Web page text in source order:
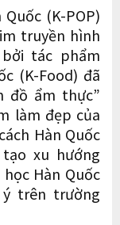
(K-POP)
truyền hình
bởi tác phẩm
(K-Food) đã
đồ ẩm thực”
làm đẹp của
Hàn Quốc
tạo xu hướng
Hàn Quốc
trên trường